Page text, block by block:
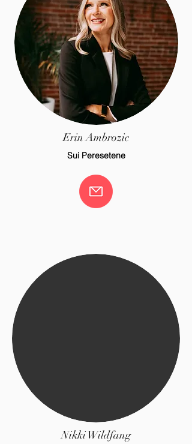
Erin Ambrozic
Sui Peresetene
Nikki Wildfang